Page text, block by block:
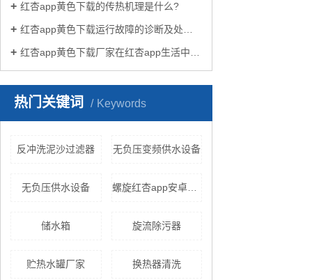
红杏app黄色下载的传热机理是什么?
红杏app黄色下载运行故障的诊断及处理方法
红杏app黄色下载厂家在红杏app生活中有哪些作用？
热门关键词 Keywords
反冲洗泥沙过滤器 无负压变频供水设备
无负压供水设备 螺旋红杏app安卓在线下载
储水箱 旋流除污器
贮热水罐厂家 换热器清洗